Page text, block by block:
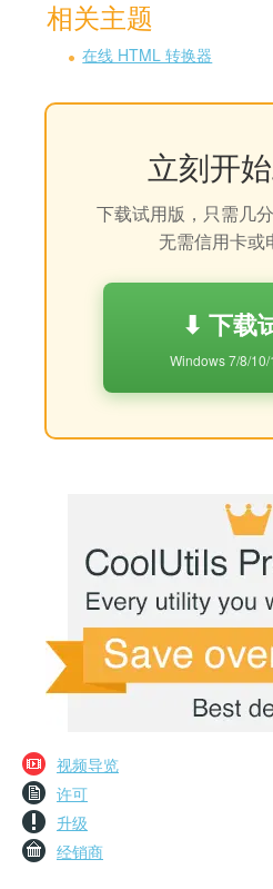
相关主题
在线 HTML 转换器
立刻开
下载试用版，只需几
无需信用卡或
⬇ 下载
Windows 7/8/10/
视频导览
许可
升级
经销商